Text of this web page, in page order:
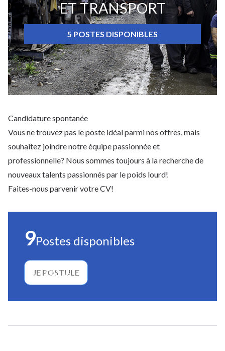
ET TRANSPORT
5 POSTES DISPONIBLES
Candidature spontanée
Vous ne trouvez pas le poste idéal parmi nos offres, mais
souhaitez joindre notre équipe passionnée et
professionnelle? Nous sommes toujours à la recherche de
nouveaux talents passionnés par le poids lourd!
Faites-nous parvenir votre CV!
9Postes disponibles
JE POSTULE